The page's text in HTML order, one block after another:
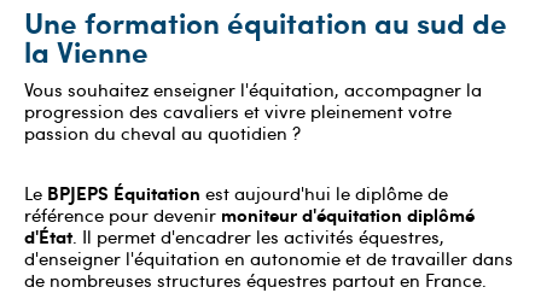
Une formation équitation au sud de
la Vienne
Vous souhaitez enseigner l'équitation, accompagner la
progression des cavaliers et vivre pleinement votre
passion du cheval au quotidien ?
Le BPJEPS Équitation est aujourd'hui le diplôme de
référence pour devenir moniteur d'équitation diplômé
d'État. Il permet d'encadrer les activités équestres,
d'enseigner l'équitation en autonomie et de travailler dans
de nombreuses structures équestres partout en France.